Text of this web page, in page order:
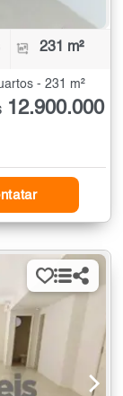
231 m²
- 231 m²
12.900.000